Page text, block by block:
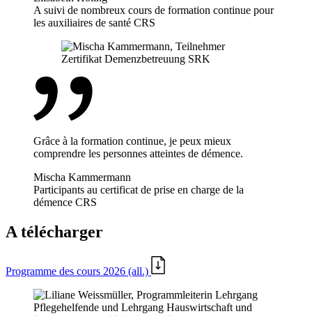
A suivi de nombreux cours de formation continue pour
les auxiliaires de santé CRS
Grâce à la formation continue, je peux mieux
comprendre les personnes atteintes de démence.
Mischa Kammermann
Participants au certificat de prise en charge de la
démence CRS
A télécharger
Programme des cours 2026 (all.)